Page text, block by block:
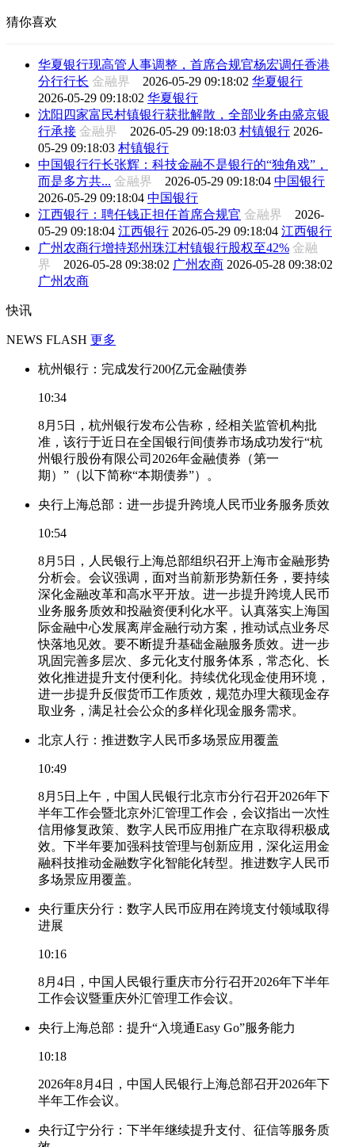
猜你喜欢
华夏银行现高管人事调整，首席合规官杨宏调任香港
分行行长 金融界 2026-05-29 09:18:02 华夏银行
2026-05-29 09:18:02 华夏银行
沈阳四家富民村镇银行获批解散，全部业务由盛京银
行承接 金融界 2026-05-29 09:18:03 村镇银行 2026-
05-29 09:18:03 村镇银行
中国银行行长张辉：科技金融不是银行的“独角戏”，
而是多方共... 金融界 2026-05-29 09:18:04 中国银行
2026-05-29 09:18:04 中国银行
江西银行：聘任钱正担任首席合规官 金融界 2026-
05-29 09:18:04 江西银行 2026-05-29 09:18:04 江西银行
广州农商行增持郑州珠江村镇银行股权至42% 金融
界 2026-05-28 09:38:02 广州农商 2026-05-28 09:38:02
广州农商
快讯
NEWS FLASH 更多
杭州银行：完成发行200亿元金融债券
10:34
8月5日，杭州银行发布公告称，经相关监管机构批
准，该行于近日在全国银行间债券市场成功发行“杭
州银行股份有限公司2026年金融债券（第一
期）”（以下简称“本期债券”）。
央行上海总部：进一步提升跨境人民币业务服务质效
10:54
8月5日，人民银行上海总部组织召开上海市金融形势
分析会。会议强调，面对当前新形势新任务，要持续
深化金融改革和高水平开放。进一步提升跨境人民币
业务服务质效和投融资便利化水平。认真落实上海国
际金融中心发展离岸金融行动方案，推动试点业务尽
快落地见效。要不断提升基础金融服务质效。进一步
巩固完善多层次、多元化支付服务体系，常态化、长
效化推进提升支付便利化。持续优化现金使用环境，
进一步提升反假货币工作质效，规范办理大额现金存
取业务，满足社会公众的多样化现金服务需求。
北京人行：推进数字人民币多场景应用覆盖
10:49
8月5日上午，中国人民银行北京市分行召开2026年下
半年工作会暨北京外汇管理工作会，会议指出一次性
信用修复政策、数字人民币应用推广在京取得积极成
效。下半年要加强科技管理与创新应用，深化运用金
融科技推动金融数字化智能化转型。推进数字人民币
多场景应用覆盖。
央行重庆分行：数字人民币应用在跨境支付领域取得
进展
10:16
8月4日，中国人民银行重庆市分行召开2026年下半年
工作会议暨重庆外汇管理工作会议。
央行上海总部：提升“入境通Easy Go”服务能力
10:18
2026年8月4日，中国人民银行上海总部召开2026年下
半年工作会议。
央行辽宁分行：下半年继续提升支付、征信等服务质